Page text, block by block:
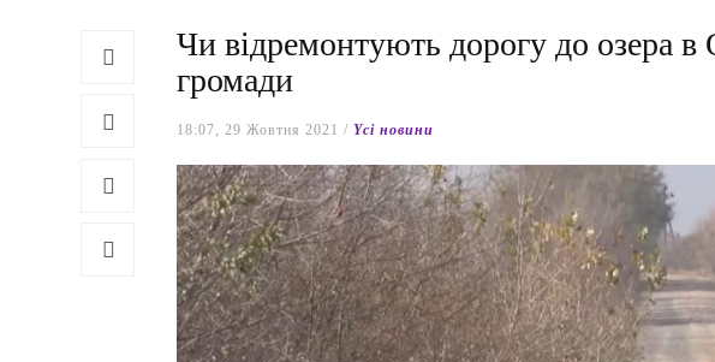
Чи відремонтують дорогу до озера в
громади
18:07, 29 Жовтня 2021 /Yсі новини